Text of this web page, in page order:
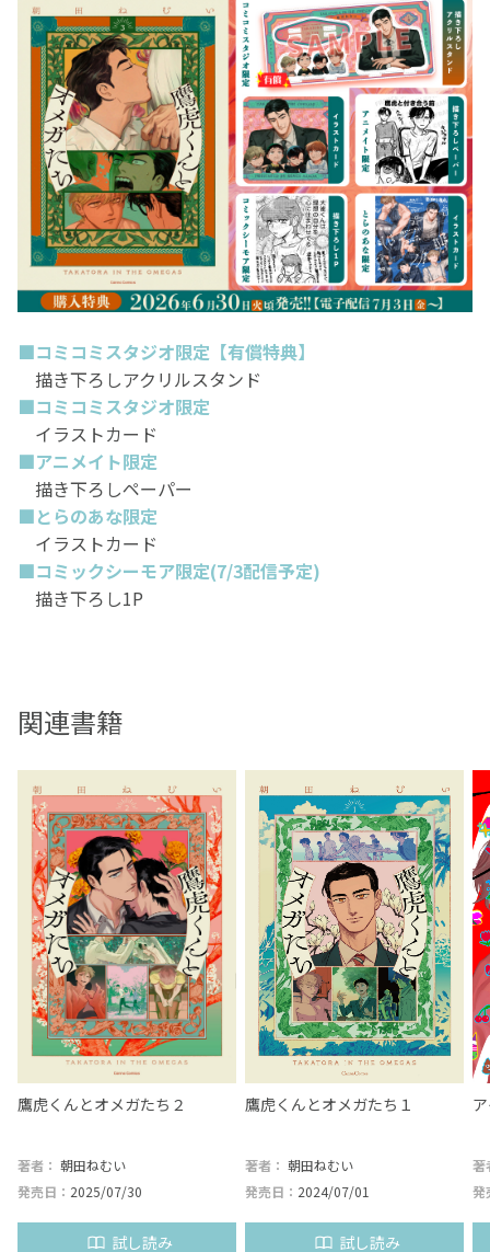
〈実はΩだった〉というα社会では残酷な現実だった。
しかし鷹虎はひるむことなく、すぐさま子宮を摘出し、Ω
としての人生を歩み出す。
社会人となった後も、その揺るぎない才覚で道を切り拓い
ていく鷹虎。
しかし、パートナーの亀山に子作りを望むも拒まれ、距離
を置かれてしまう。
そんな中、鷹虎が新たに選んだ相手は、まさかの……!?
ハイスペ御曹司×自信のない大柄Ω
受け入れる者、逃げる者、戦う者、したたかな者。
それぞれのΩが、それぞれの価値観で今日を生きている。
――これはBLだ。でも、あなたの話でもある。
■コミコミスタジオ限定【有償特典】
描き下ろしアクリルスタンド
■コミコミスタジオ限定
イラストカード
■アニメイト限定
描き下ろしペーパー
■とらのあな限定
イラストカード
■コミックシーモア限定(7/3配信予定)
描き下ろし1P
関連書籍
鷹虎くんとオメガたち２
著者： 朝田ねむい
発売日： 2025/07/30
試し読み
鷹虎くんとオメガたち１
著者： 朝田ねむい
発売日： 2024/07/01
試し読み
著
発